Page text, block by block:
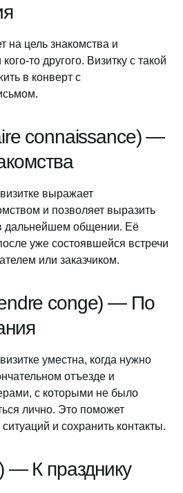
на цель знакомства и
то другого. Визитку с такой
в конверт с
connaissance) —
выражает
и позволяет выразить
дальнейшем общении. Её
уже состоявшейся встречи
или заказчиком.
conge) — По
уместна, когда нужно
отъезде и
с которыми не было
лично. Это поможет
и сохранить контакты.
— К празднику